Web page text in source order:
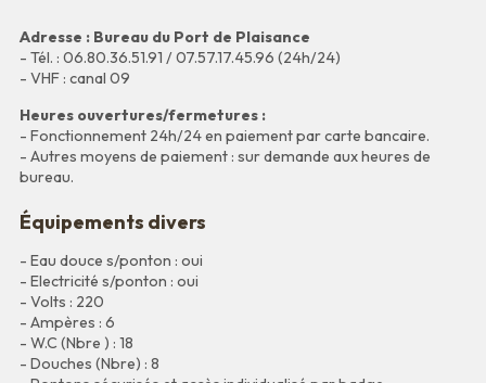
Adresse : Bureau du Port de Plaisance
- Tél. : 06.80.36.51.91 / 07.57.17.45.96 (24h/24)
- VHF : canal 09
Heures ouvertures/fermetures :
- Fonctionnement 24h/24 en paiement par carte bancaire.
- Autres moyens de paiement : sur demande aux heures de
bureau.
Équipements divers
- Eau douce s/ponton : oui
- Electricité s/ponton : oui
- Volts : 220
- Ampères : 6
- W.C (Nbre ) : 18
- Douches (Nbre) : 8